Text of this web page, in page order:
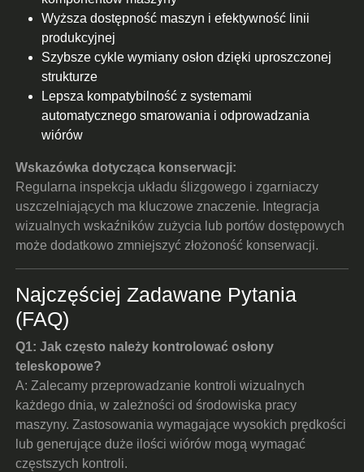
Wyższa dostępność maszyn i efektywność linii
produkcyjnej
Szybsze cykle wymiany osłon dzięki uproszczonej
strukturze
Lepsza kompatybilność z systemami
automatycznego smarowania i odprowadzania
wiórów
Wskazówka dotycząca konserwacji:
Regularna inspekcja układu ślizgowego i zgarniaczy
uszczelniających ma kluczowe znaczenie. Integracja
wizualnych wskaźników zużycia lub portów dostępowych
może dodatkowo zmniejszyć złożoność konserwacji.
Najczęściej Zadawane Pytania
(FAQ)
Q1: Jak często należy kontrolować osłony
teleskopowe?
A: Zalecamy przeprowadzanie kontroli wizualnych
każdego dnia, w zależności od środowiska pracy
maszyny. Zastosowania wymagające wysokich prędkości
lub generujące duże ilości wiórów mogą wymagać
częstszych kontroli.